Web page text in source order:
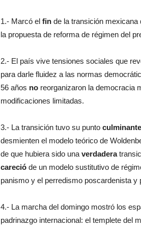
1.- Marcó el fin de la transición
la propuesta de reforma de régimen del
2.- El país vive tensiones sociales que
para darle fluidez a las normas
56 años no reorganizaron la democracia
modificaciones limitadas.
3.- La transición tuvo su punto culminante
desmienten el modelo teórico de
de que hubiera sido una verdadera
careció de un modelo sustitutivo de
panismo y el perredismo poscardenista y
4.- La marcha del domingo mostró los
padrinazgo internacional: el templete del